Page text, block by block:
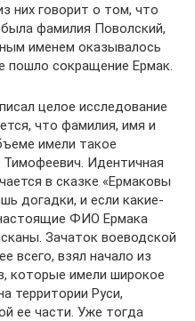
них говорит о том, что
фамилия Поволский,
именем оказывалось
пошло сокращение Ермак.
целое исследование
что фамилия, имя и
имели такое
Тимофеевич. Идентичная
в сказке «Ермаковы
догадки, и если какие-
ФИО Ермака
Зачаток воеводской
всего, взял начало из
которые имели широкое
территории Руси,
ее части. Уже тогда